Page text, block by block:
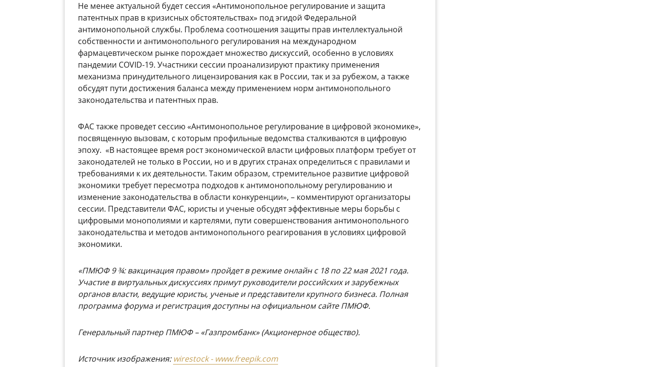
Не менее актуальной будет сессия «Антимонопольное регулирование и защита
патентных прав в кризисных обстоятельствах» под эгидой Федеральной
антимонопольной службы. Проблема соотношения защиты прав интеллектуальной
собственности и антимонопольного регулирования на международном
фармацевтическом рынке порождает множество дискуссий, особенно в условиях
пандемии COVID-19. Участники сессии проанализируют практику применения
механизма принудительного лицензирования как в России, так и за рубежом, а также
обсудят пути достижения баланса между применением норм антимонопольного
законодательства и патентных прав.
ФАС также проведет сессию «Антимонопольное регулирование в цифровой экономике»,
посвященную вызовам, с которым профильные ведомства сталкиваются в цифровую
эпоху. «В настоящее время рост экономической власти цифровых платформ требует от
законодателей не только в России, но и в других странах определиться с правилами и
требованиями к их деятельности. Таким образом, стремительное развитие цифровой
экономики требует пересмотра подходов к антимонопольному регулированию и
изменение законодательства в области конкуренции», – комментируют организаторы
сессии. Представители ФАС, юристы и ученые обсудят эффективные меры борьбы с
цифровыми монополиями и картелями, пути совершенствования антимонопольного
законодательства и методов антимонопольного реагирования в условиях цифровой
экономики.
«ПМЮФ 9 ¾: вакцинация правом»пройдет в режиме онлайн с 18 по 22 мая 2021 года.
Участие в виртуальных дискуссиях примут руководители российских и зарубежных
органов власти, ведущие юристы, ученые и представители крупного бизнеса. Полная
программа форума и регистрация доступны наофициальном сайте ПМЮФ.
Генеральный партнер ПМЮФ – «Газпромбанк» (Акционерное общество).
Источник изображения: wirestock - www.freepik.com